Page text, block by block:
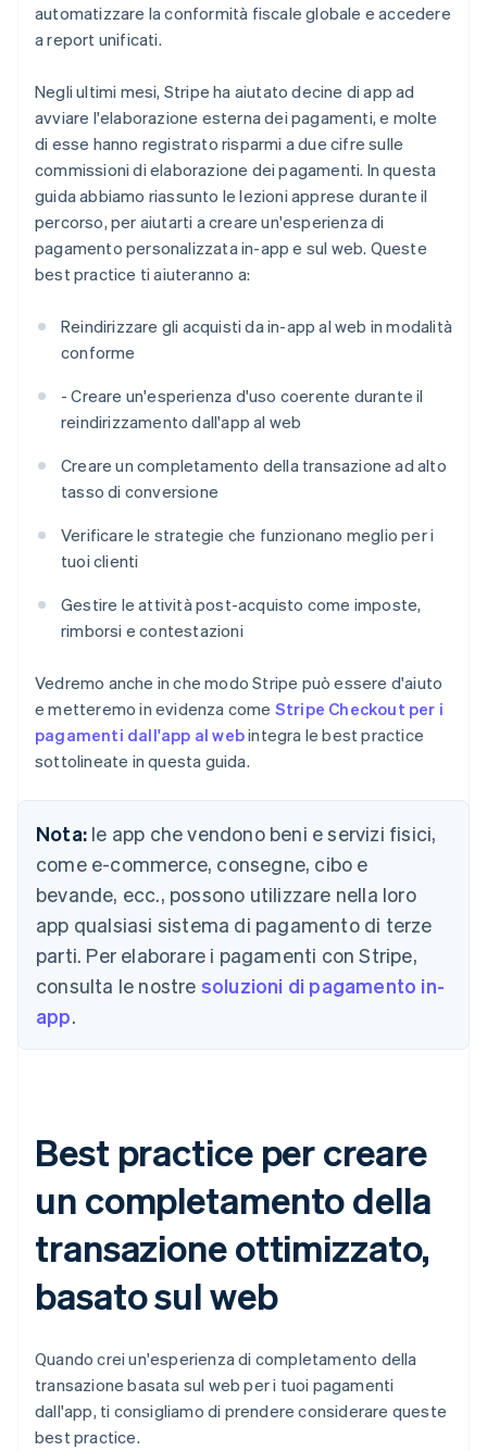
automatizzare la conformità fiscale globale e accedere
a report unificati.
Negli ultimi mesi, Stripe ha aiutato decine di app ad
avviare l'elaborazione esterna dei pagamenti, e molte
di esse hanno registrato risparmi a due cifre sulle
commissioni di elaborazione dei pagamenti. In questa
guida abbiamo riassunto le lezioni apprese durante il
percorso, per aiutarti a creare un'esperienza di
pagamento personalizzata in-app e sul web. Queste
best practice ti aiuteranno a:
Reindirizzare gli acquisti da in-app al web in modalità
conforme
- Creare un'esperienza d'uso coerente durante il
reindirizzamento dall'app al web
Creare un completamento della transazione ad alto
tasso di conversione
Verificare le strategie che funzionano meglio per i
tuoi clienti
Gestire le attività post-acquisto come imposte,
rimborsi e contestazioni
Vedremo anche in che modo Stripe può essere d'aiuto
e metteremo in evidenza come Stripe Checkout per i
pagamenti dall'app al webintegra le best practice
sottolineate in questa guida.
Nota: le app che vendono beni e servizi fisici,
come e-commerce, consegne, cibo e
bevande, ecc., possono utilizzare nella loro
app qualsiasi sistema di pagamento di terze
parti. Per elaborare i pagamenti con Stripe,
consulta le nostre soluzioni di pagamento in-
app.
Best practice per creare
un completamento della
transazione ottimizzato,
basato sul web
Quando crei un'esperienza di completamento della
transazione basata sul web per i tuoi pagamenti
dall'app, ti consigliamo di prendere considerare queste
best practice.